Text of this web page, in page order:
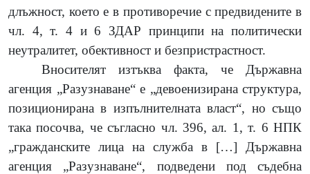
длъжност, което е в противоречие с предвидените в
чл. 4, т. 4 и 6 ЗДАР принципи на политически
неутралитет, обективност и безпристрастност.
Вносителят изтъква факта, че Държавна
агенция „Разузнаване“ е „девоенизирана структура,
позиционирана в изпълнителната власт“, но също
така посочва, че съгласно чл. 396, ал. 1, т. 6 НПК
„гражданските лица на служба в […] Държавна
агенция „Разузнаване“, подведени под съдебна